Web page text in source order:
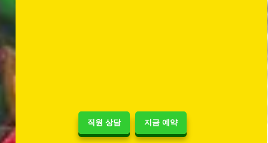
직원 상담 지금 예약